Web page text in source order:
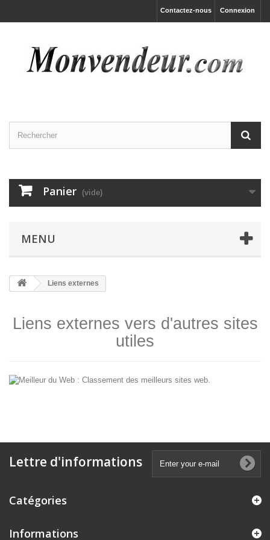
Connexion
Contactez-nous
Panier (vide)
MENU
Liens externes
Liens externes vers d'autres sites
utiles
Lettre d'informations
Catégories
Informations